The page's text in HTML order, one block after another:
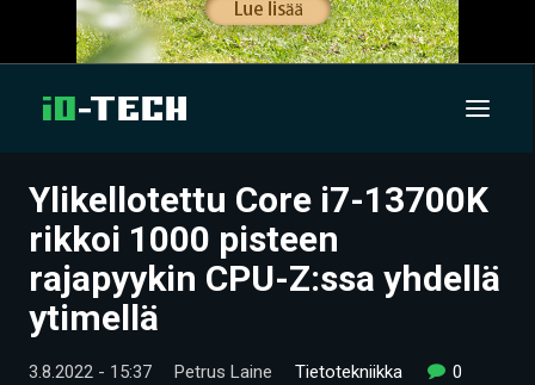
UUTISET
ARTIKKELIT
VIDEOT
TECHBBS
Ylikellotettu Core i7-13700K
rikkoi 1000 pisteen
rajapyykin CPU-Z:ssa yhdellä
ytimellä
3.8.2022 - 15:37 Petrus Laine Tietotekniikka 0